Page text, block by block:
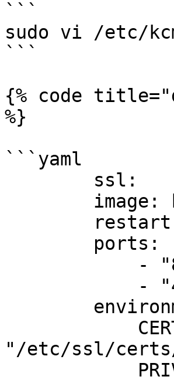
```
sudo vi /etc/
```
{% code
%}
```yaml
"/etc/ssl/